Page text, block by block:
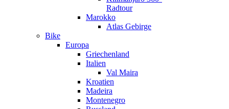
Radtour
Marokko
Atlas Gebirge
Bike
Europa
Griechenland
Italien
Val Maira
Kroatien
Madeira
Montenegro